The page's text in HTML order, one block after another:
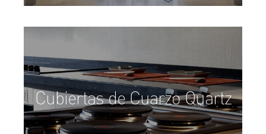
Cubiertas de Cuarzo Quartz